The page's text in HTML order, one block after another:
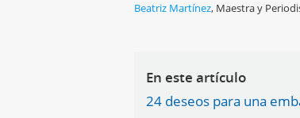
Beatriz Martínez, Maestra y
En este artículo
24 deseos para una